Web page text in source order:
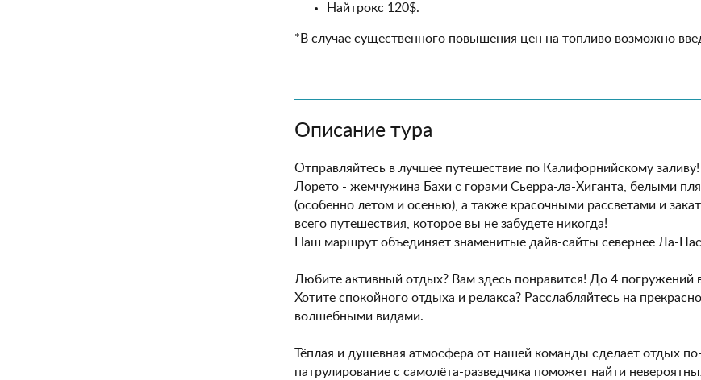
Найтрокс 120$.
*В случае существенного повышения цен на топливо возможно
Описание тура
Отправляйтесь в лучшее путешествие по Калифорнийскому заливу!
Лорето - жемчужина Бахи с горами Сьерра-ла-Хиганта, белыми
(особенно летом и осенью), а также красочными рассветами и
всего путешествия, которое вы не забудете никогда!
Наш маршрут объединяет знаменитые дайв-сайты севернее Ла-
Любите активный отдых? Вам здесь понравится! До 4 погружений
Хотите спокойного отдыха и релакса? Расслабляйтесь на
волшебными видами.
Тёплая и душевная атмосфера от нашей команды сделает отдых
патрулирование с самолёта-разведчика поможет найти